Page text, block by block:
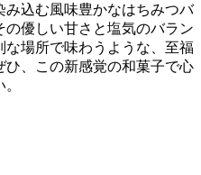
込む風味豊かなはちみつバ
優しい甘さと塩気のバラン
な場所で味わうような、至福
、この新感覚の和菓子で心